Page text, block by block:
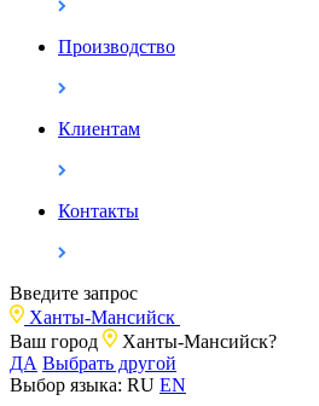
Производство
Клиентам
Контакты
Введите запрос
Ханты-Мансийск
Ваш город
Ханты-Мансийск?
ДА Выбрать другой
Выбор языка: RU EN